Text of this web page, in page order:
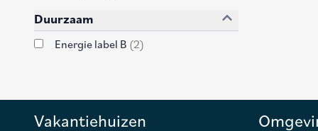
Duurzaam
Energie label B (2)
Vakantiehuizen